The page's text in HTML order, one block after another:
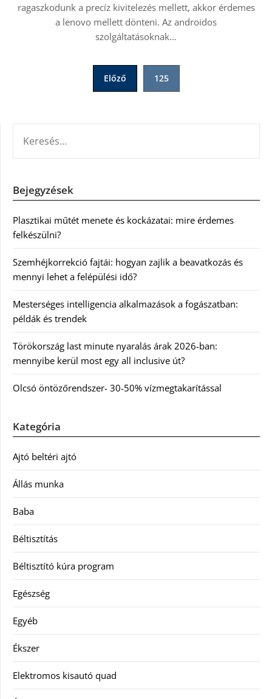
ragaszkodunk a precíz kivitelezés mellett, akkor érdemes
a lenovo mellett dönteni. Az androidos
szolgáltatásoknak…
Előző 125
Bejegyzések
Plasztikai műtét menete és kockázatai: mire érdemes
felkészülni?
Szemhéjkorrekció fajtái: hogyan zajlik a beavatkozás és
mennyi lehet a felépülési idő?
Mesterséges intelligencia alkalmazások a fogászatban:
példák és trendek
Törökország last minute nyaralás árak 2026-ban:
mennyibe kerül most egy all inclusive út?
Olcsó öntözőrendszer- 30-50% vízmegtakarítással
Kategória
Ajtó beltéri ajtó
Állás munka
Baba
Béltisztítás
Béltisztító kúra program
Egészség
Egyéb
Ékszer
Elektromos kisautó quad